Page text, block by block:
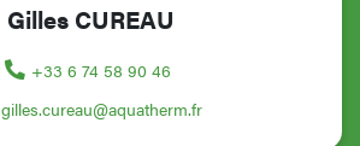
Gilles CUREAU
+33 6 74 58 90 46
gilles.cureau@aquatherm.fr